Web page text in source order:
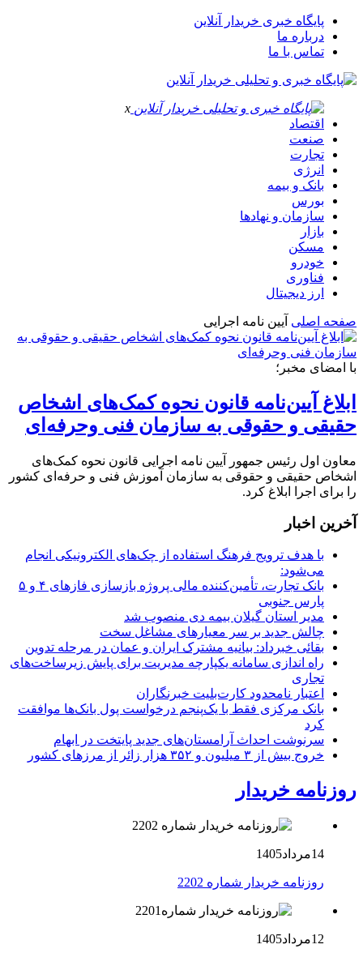
پایگاه خبری خریدار آنلاین
درباره ما
تماس با ما
x
اقتصاد
صنعت
تجارت
انرژی
بانک و بیمه
بورس
سازمان و نهادها
بازار
مسکن
خودرو
فناوری
ارز دیجیتال
صفحه اصلی آیین نامه اجرایی
با امضای مخبر؛
ابلاغ آیین‌نامه قانون نحوه کمک‌های اشخاص
حقیقی و حقوقی به سازمان فنی وحرفه‌ای
معاون اول رئیس جمهور آیین نامه اجرایی قانون نحوه کمک‌های
اشخاص حقیقی و حقوقی به سازمان آموزش فنی و حرفه‌ای کشور
را برای اجرا ابلاغ کرد.
آخرین اخبار
با هدف ترویج فرهنگ استفاده از چک‌های الکترونیکی انجام
می‌شود:
بانک تجارت، تأمین‌کننده مالی پروژه بازسازی فازهای ۴ و ۵
پارس جنوبی
مدیر استان گیلان بیمه دی منصوب شد
چالش جدید بر سر معیارهای مشاغل سخت
بقائی خبرداد: بیانیه مشترک ایران و عمان در مرحله تدوین
راه اندازی سامانه یکپارچه مدیریت برای پایش زیرساخت‌های
تجاری
اعتبار نامحدود کارت‌بلیت خبرنگاران
بانک مرکزی فقط با یک‌‎پنجم درخواست پول بانک‌ها موافقت
کرد
سرنوشت احداث آرامستان‌های جدید پایتخت در ابهام
خروج بیش از ۳ میلیون و ۳۵۲ هزار زائر از مرزهای کشور
روزنامه خریدار
14مرداد1405
روزنامه خریدار شماره 2202
12مرداد1405